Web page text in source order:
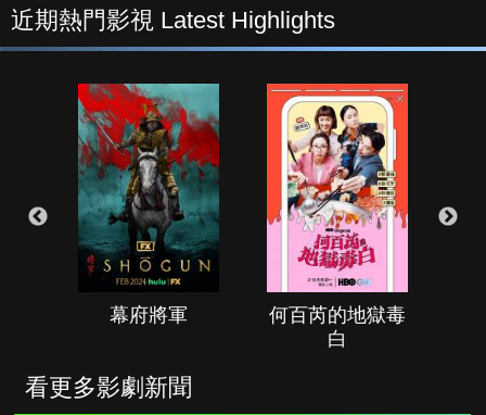
近期熱門影視 Latest Highlights
幕府將軍
何百芮的地獄毒
白
看更多影劇新聞